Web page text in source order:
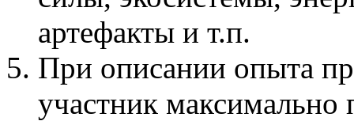
артефакты и т.п.
При описании опыта
участник максимально